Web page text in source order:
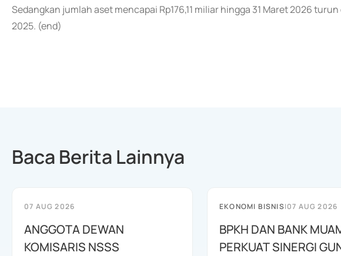
Sedangkan jumlah aset mencapai Rp176,11 miliar hingga 31 Maret 2026 turun
2025. (end)
Baca Berita Lainnya
07 AUG 2026
ANGGOTA DEWAN
KOMISARIS NSSS
EKONOMI BISNIS|07 AUG 2026
BPKH DAN BANK
PERKUAT SINERGI